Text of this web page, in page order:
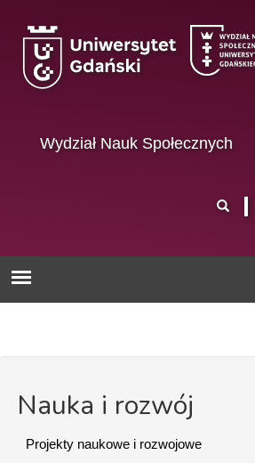
Wydział Nauk Społecznych
Nauka i rozwój
Projekty naukowe i rozwojowe